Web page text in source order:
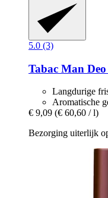
5.0 (3)
Tabac Man
Langdurige
Aromatische
€ 9,09 (€ 60,60 / l)
Bezorging uiterlijk